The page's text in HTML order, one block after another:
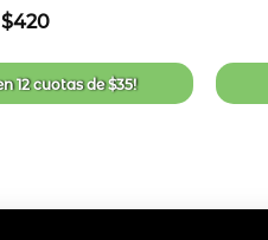
de
deseos
$420
12 cuotasde$35!